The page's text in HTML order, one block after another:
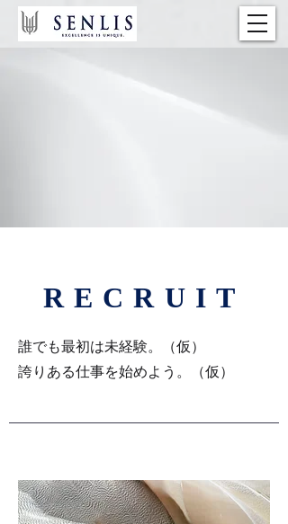
RECRUIT
誰でも最初は未経験。（仮）
誇りある仕事を始めよう。（仮）